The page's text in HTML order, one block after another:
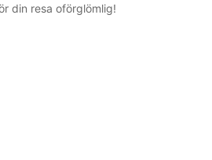
din resa oförglömlig!